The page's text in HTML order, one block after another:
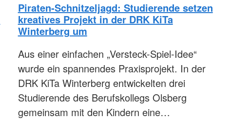
Piraten-Schnitzeljagd: Studierende setzen
kreatives Projekt in der DRK KiTa
Winterberg um
Aus einer einfachen „Versteck-Spiel-Idee“
wurde ein spannendes Praxisprojekt. In der
DRK KiTa Winterberg entwickelten drei
Studierende des Berufskollegs Olsberg
gemeinsam mit den Kindern eine…